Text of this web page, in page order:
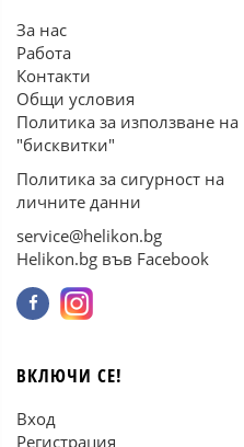
За нас
Работа
Контакти
Общи условия
Политика за използване на
"бисквитки"
Политика за сигурност на
личните данни
service@helikon.bg
Helikon.bg във Facebook
ВКЛЮЧИ СЕ!
Вход
Регистрация